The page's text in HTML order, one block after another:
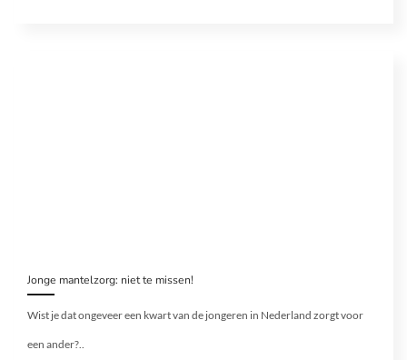
Jonge mantelzorg: niet te missen!
Wist je dat ongeveer een kwart van de jongeren in Nederland zorgt voor
een ander?..